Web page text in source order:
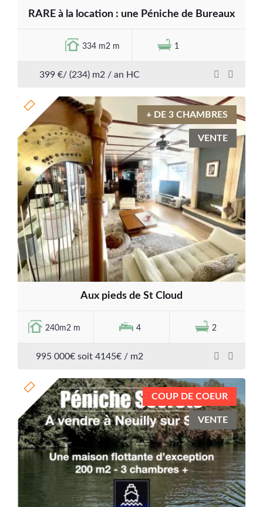
RARE à la location : une Péniche de Bureaux
334 m2 m 1
399 €/ (234) m2 / an HC
+ DE 3 CHAMBRES
VENTE
Aux pieds de St Cloud
240m2 m 4 2
995 000€ soit 4145€ / m2
COUP DE COEUR
VENTE